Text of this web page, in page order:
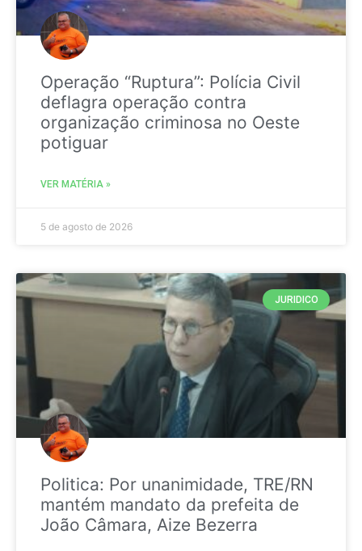
Operação “Ruptura”: Polícia Civil
deflagra operação contra
organização criminosa no Oeste
potiguar
VER MATÉRIA »
5 de agosto de 2026
JURIDICO
Politica: Por unanimidade, TRE/RN
mantém mandato da prefeita de
João Câmara, Aize Bezerra